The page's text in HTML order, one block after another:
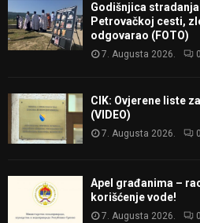
Godišnjica
Petrovačkoj cesti,
odgovarao (FOTO)
7. Augusta 2026. 0
CIK: Ovjerene liste
(VIDEO)
7. Augusta 2026. 0
Apel građanima –
korišćenje vode!
7. Augusta 2026. 0